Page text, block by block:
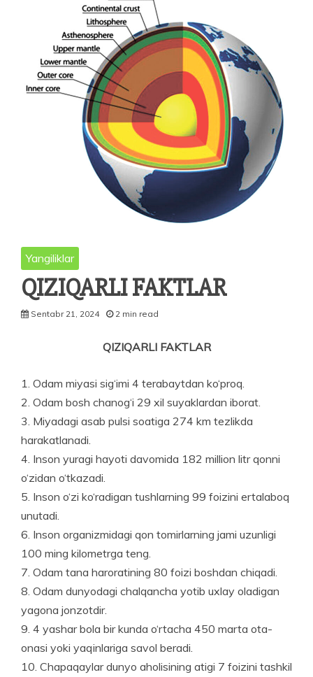
Yangiliklar
QIZIQARLI FAKTLAR
Sentabr 21, 2024 2 min read
QIZIQARLI FAKTLAR
1. Odam miyasi sig‘imi 4 terabayt­dan ko‘proq.
2. Odam bosh chanog‘i 29 xil suyaklardan iborat.
3. Miyadagi asab pulsi soatiga 274 km tezlikda
harakatlanadi.
4. Inson yuragi hayoti davomida 182 million litr qonni
o‘zidan o‘tkazadi.
5. Inson o‘zi ko‘radigan tushlar­ning 99 foizini ertalaboq
unutadi.
6. Inson organizmidagi qon tomirlarning jami uzunligi
100 ming kilometrga teng.
7. Odam tana haroratining 80 foizi boshdan chiqadi.
8. Odam dunyodagi chalqancha yotib uxlay oladigan
yagona jonzotdir.
9. 4 yashar bola bir kunda o‘rtacha 450 marta ota-
onasi yoki yaqinlariga savol beradi.
10. Chapaqaylar dunyo aholisi­ning atigi 7 foizini tashkil